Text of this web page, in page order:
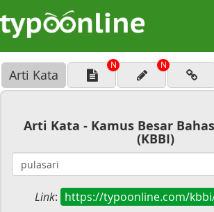
Arti Kata
N N
Arti Kata - Kamus Besar
(KBBI)
Link: https://typoonline.com/